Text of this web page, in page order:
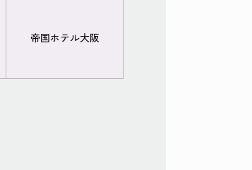
帝国ホテル大阪